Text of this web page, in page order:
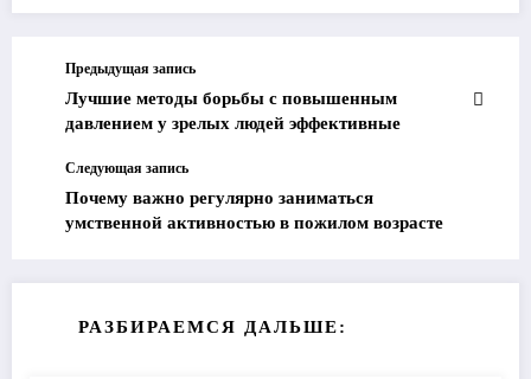
Предыдущая запись
Лучшие методы борьбы с повышенным
давлением у зрелых людей эффективные
Следующая запись
Почему важно регулярно заниматься
умственной активностью в пожилом возрасте
РАЗБИРАЕМСЯ ДАЛЬШЕ: